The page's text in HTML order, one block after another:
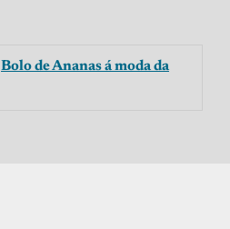
Bolo de Ananas á moda da